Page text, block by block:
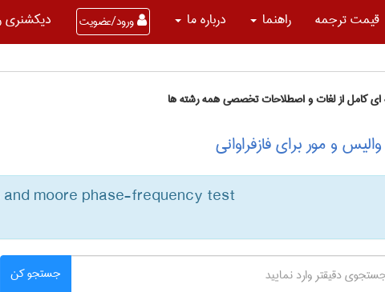
قیمت ترجمه راهنما درباره ما ورود/عضویت دیکشنری
کامل از لغات و اصطلاحات تخصصی همه رشته ها
و مور برای فازفراوانی
and moore phase-frequency test
جستجو کن